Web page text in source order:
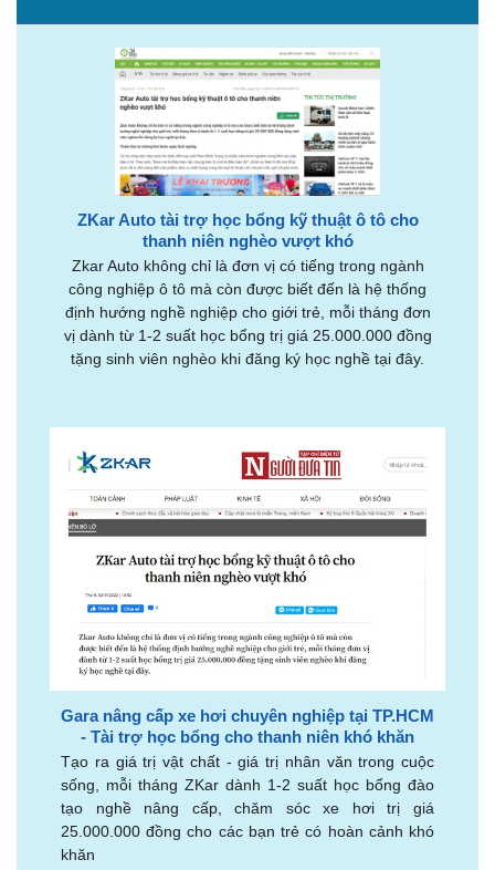
ZKar Auto tài trợ học bổng kỹ thuật ô tô cho
thanh niên nghèo vượt khó
Zkar Auto không chỉ là đơn vị có tiếng trong ngành
công nghiệp ô tô mà còn được biết đến là hệ thống
định hướng nghề nghiệp cho giới trẻ, mỗi tháng đơn
vị dành từ 1-2 suất học bổng trị giá 25.000.000 đồng
tặng sinh viên nghèo khi đăng ký học nghề tại đây.
Gara nâng cấp xe hơi chuyên nghiệp tại TP.HCM
- Tài trợ học bổng cho thanh niên khó khăn
Tạo ra giá trị vật chất - giá trị nhân văn trong cuộc
sống, mỗi tháng ZKar dành 1-2 suất học bổng đào
tạo nghề nâng cấp, chăm sóc xe hơi trị giá
25.000.000 đồng cho các bạn trẻ có hoàn cảnh khó
khăn